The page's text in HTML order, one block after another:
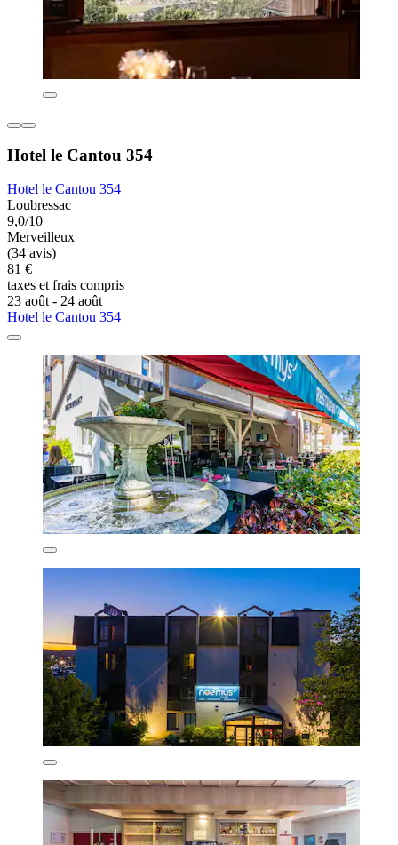
Hotel le Cantou 354
Hotel le Cantou 354
Loubressac
9,0/10
Merveilleux
(34 avis)
81 €
taxes et frais compris
23 août - 24 août
Hotel le Cantou 354